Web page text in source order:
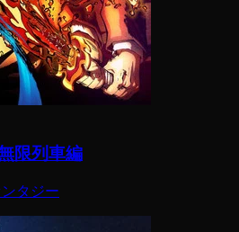
限列車編
タジー